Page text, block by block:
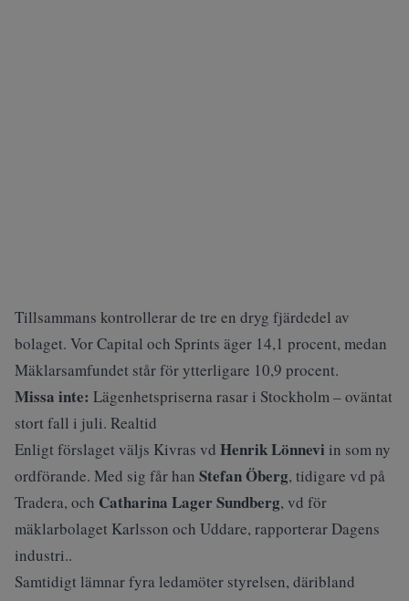
Tillsammans kontrollerar de tre en dryg fjärdedel av
bolaget. Vor Capital och Sprints äger 14,1 procent, medan
Mäklarsamfundet står för ytterligare 10,9 procent.
Missa inte: Lägenhetspriserna rasar i Stockholm – oväntat
stort fall i juli. Realtid
Enligt förslaget väljs Kivras vd Henrik Lönnevi in som ny
ordförande. Med sig får han Stefan Öberg, tidigare vd på
Tradera, och Catharina Lager Sundberg, vd för
mäklarbolaget Karlsson och Uddare, rapporterar Dagens
industri..
Samtidigt lämnar fyra ledamöter styrelsen, däribland